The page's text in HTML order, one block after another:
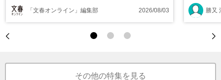
「文春オンライン」編集部 2026/08/03 勝又
その他の特集を見る